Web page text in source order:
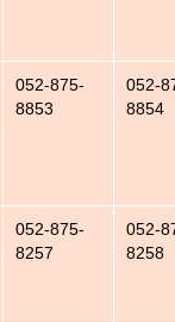
052-875-
8853
052-
8854
052-875-
8257
052-
8258